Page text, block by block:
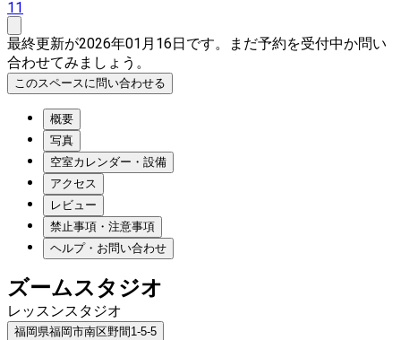
11
最終更新が2026年01月16日です。まだ予約を受付中か問い
合わせてみましょう。
このスペースに問い合わせる
概要
写真
空室カレンダー・設備
アクセス
レビュー
禁止事項・注意事項
ヘルプ・お問い合わせ
ズームスタジオ
レッスンスタジオ
福岡県福岡市南区野間1-5-5